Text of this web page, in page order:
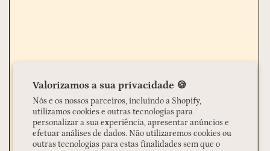
Valorizamos a sua privacidade 🍪
Nós e os nossos parceiros, incluindo a Shopify,
utilizamos cookies e outras tecnologias para
personalizar a sua experiência, apresentar anúncios e
efetuar análises de dados. Não utilizaremos cookies ou
outras tecnologias para estas finalidades sem que o